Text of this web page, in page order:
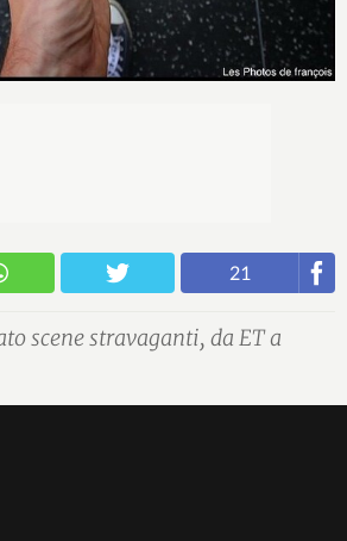
21
scene stravaganti, da ET a